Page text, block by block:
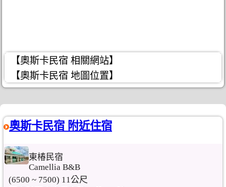
【奧斯卡民宿 相關網站】
【奧斯卡民宿 地圖位置】
奧斯卡民宿 附近住宿
東椿民宿
Camellia B&B
(6500 ~ 7500) 11公尺